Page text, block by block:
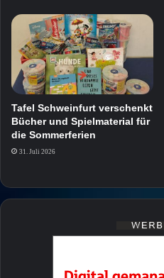
Tafel Schweinfurt verschenkt
Bücher und Spielmaterial für
die Sommerferien
31. Juli 2026